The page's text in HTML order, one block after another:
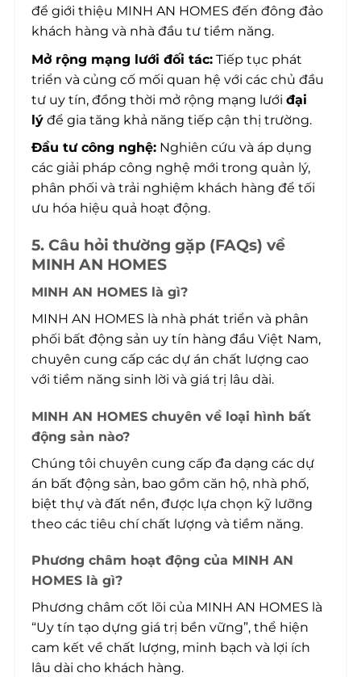
để giới thiệu MINH AN HOMES đến đông đảo
khách hàng và nhà đầu tư tiềm năng.
Mở rộng mạng lưới đối tác: Tiếp tục phát
triển và củng cố mối quan hệ với các chủ đầu
tư uy tín, đồng thời mở rộng mạng lướiđại
lý để gia tăng khả năng tiếp cận thị trường.
Đầu tư công nghệ: Nghiên cứu và áp dụng
các giải pháp công nghệ mới trong quản lý,
phân phối và trải nghiệm khách hàng để tối
ưu hóa hiệu quả hoạt động.
5. Câu hỏi thường gặp (FAQs) về
MINH AN HOMES
MINH AN HOMES là gì?
MINH AN HOMES là nhà phát triển và phân
phối bất động sản uy tín hàng đầu Việt Nam,
chuyên cung cấp các dự án chất lượng cao
với tiềm năng sinh lời và giá trị lâu dài.
MINH AN HOMES chuyên về loại hình bất
động sản nào?
Chúng tôi chuyên cung cấp đa dạng các dự
án bất động sản, bao gồm căn hộ, nhà phố,
biệt thự và đất nền, được lựa chọn kỹ lưỡng
theo các tiêu chí chất lượng và tiềm năng.
Phương châm hoạt động của MINH AN
HOMES là gì?
Phương châm cốt lõi của MINH AN HOMES là
“Uy tín tạo dựng giá trị bền vững”, thể hiện
cam kết về chất lượng, minh bạch và lợi ích
lâu dài cho khách hàng.